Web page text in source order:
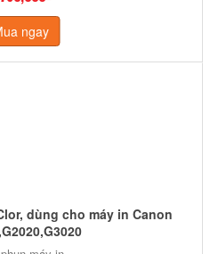
ngay
dùng cho máy in Canon